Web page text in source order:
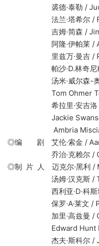
裘德·泰勒 / Jud
法兰·塔希尔 /
吉姆·简森 / Jim
阿隆·伊帕莱 /
里兹万·曼吉 /
帕沙·D.林奇尼科夫
汤米·威尔森-奥布莱
Tom Ohmer
希拉里·安吉洛 /
Jackie Swanson
Ambria
◎编 剧 艾伦·索金 /
乔治·克赖尔 /
◎制 片 人 迈克尔·黑利 /
汤姆·汉克斯 /
西利亚·D·科斯塔
保罗·A·莱文 /
加里·高兹曼 /
Edward Hunt
杰夫·斯科尔 /